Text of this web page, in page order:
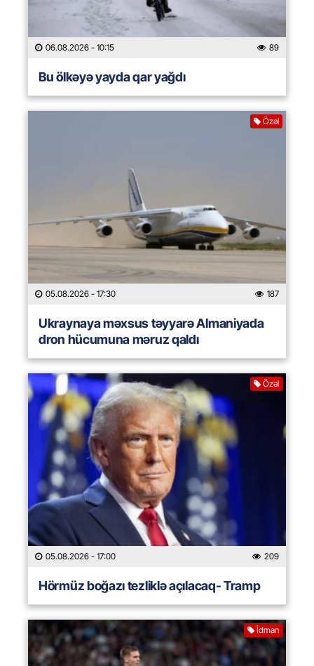
06.08.2026 - 10:15 89
Bu ölkəyə yayda qar yağdı
Özəl
05.08.2026 - 17:30 187
Ukraynaya məxsus təyyarə Almaniyada
dron hücumuna məruz qaldı
Özəl
05.08.2026 - 17:00 209
Hörmüz boğazı tezliklə açılacaq- Tramp
İdman